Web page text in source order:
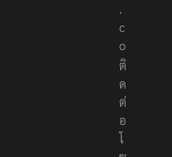
.
c
o
ติ
ด
ต่
อ
โ